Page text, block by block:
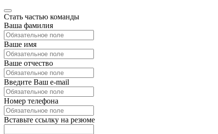
Стать частью команды
Ваша фамилия
Ваше имя
Ваше отчество
Введите Ваш e-mail
Номер телефона
Вставьте ссылку на резюме